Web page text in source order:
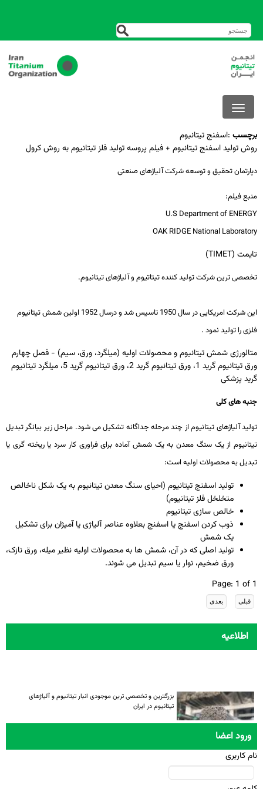
برچسب :اسفنج تیتانیوم
روش تولید اسفنج تیتانیوم + فیلم پروسه تولید فلز تیتانیوم به روش کرول
دپارتمان تحقیق و توسعه شرکت آلیاژهای صنعتی
منبع فیلم:
U.S Department of ENERGY
OAK RIDGE National Laboratory
تایمت (TIMET)
تخصصی ترین شرکت تولید کننده تیتاتیوم و آلیاژهای تیتانیوم.
این شرکت امریکایی در سال 1950 تاسیس شد و درسال 1952 اولین شمش تیتانیوم
فلزی را تولید نمود .
متالورژی شمش تیتانیوم و محصولات اولیه (میلگرد، ورق، سیم) - فصل چهارم
ورق تیتانیوم گرید 1، ورق تیتانیوم گرید 2، ورق تیتانیوم گرید 5، میلگرد تیتانیوم
گرید پزشکی
جنبه­ های کلی
تولید آلیاژهای تیتانیوم از چند مرحله­ جداگانه تشکیل می­ شود. مراحل زیر بیان­گر تبدیل
تیتانیوم از یک سنگ­ معدن به یک شمش آماده برای فراوری کار سرد یا ریخته­ گری یا
تبدیل به محصولات اولیه است:
تولید اسفنج تیتانیوم (احیای سنگ­ معدن تیتانیوم به یک شکل ناخالص
متخلخل فلز تیتانیوم)
خالص ­سازی تیتانیوم
ذوب کردن اسفنج یا اسفنج بعلاوه عناصر آلیاژی یا آمیژان برای تشکیل
یک شمش
تولید اصلی که در آن، شمش­ ها به محصولات اولیه نظیر میله، ورق نازک،
ورق ضخیم، نوار یا سیم تبدیل می­ شوند.
Page: 1 of 1
اطلاعیه
بزرگترین و تخصصی ترین موجودی انبار تیتانیوم و آلیاژهای
تیتانیوم در ایران
ورود اعضا
نام کاربری